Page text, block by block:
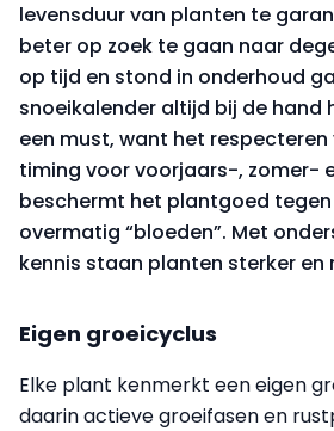
levensduur van planten te
beter op zoek te gaan naar
op tijd en stond in onderhoud
snoeikalender altijd bij de hand
een must, want het
timing voor voorjaars-, zomer-
beschermt het plantgoed
overmatig “bloeden”. Met
kennis staan planten sterker
Eigen groeicyclus
Elke plant kenmerkt een eigen
daarin actieve groeifasen en